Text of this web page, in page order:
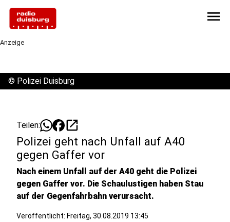
menu
Anzeige
© Polizei Duisburg
Teilen: open_in_new
Polizei geht nach Unfall auf A40
gegen Gaffer vor
Nach einem Unfall auf der A40 geht die Polizei
gegen Gaffer vor. Die Schaulustigen haben Stau
auf der Gegenfahrbahn verursacht.
Veröffentlicht: Freitag, 30.08.2019 13:45